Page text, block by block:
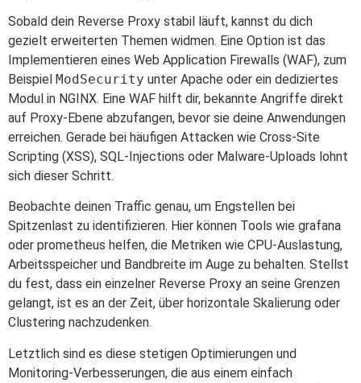
Sobald dein Reverse Proxy stabil läuft, kannst du dich
gezielt erweiterten Themen widmen. Eine Option ist das
Implementieren eines Web Application Firewalls (WAF), zum
Beispiel ModSecurity unter Apache oder ein dediziertes
Modul in NGINX. Eine WAF hilft dir, bekannte Angriffe direkt
auf Proxy-Ebene abzufangen, bevor sie deine Anwendungen
erreichen. Gerade bei häufigen Attacken wie Cross-Site
Scripting (XSS), SQL-Injections oder Malware-Uploads lohnt
sich dieser Schritt.
Beobachte deinen Traffic genau, um Engstellen bei
Spitzenlast zu identifizieren. Hier können Tools wie grafana
oder prometheus helfen, die Metriken wie CPU-Auslastung,
Arbeitsspeicher und Bandbreite im Auge zu behalten. Stellst
du fest, dass ein einzelner Reverse Proxy an seine Grenzen
gelangt, ist es an der Zeit, über horizontale Skalierung oder
Clustering nachzudenken.
Letztlich sind es diese stetigen Optimierungen und
Monitoring-Verbesserungen, die aus einem einfach